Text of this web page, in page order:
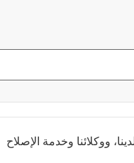
ووكلائنا وخدمة الإصلاح